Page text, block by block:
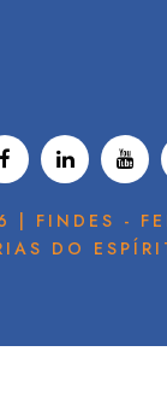
FINDES -
DO